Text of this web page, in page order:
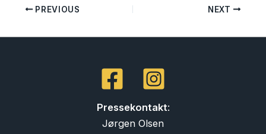
PREVIOUS NEXT
Pressekontakt:
Jørgen Olsen